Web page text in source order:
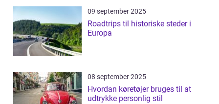
09 september 2025
Roadtrips til historiske steder i
Europa
08 september 2025
Hvordan køretøjer bruges til at
udtrykke personlig stil